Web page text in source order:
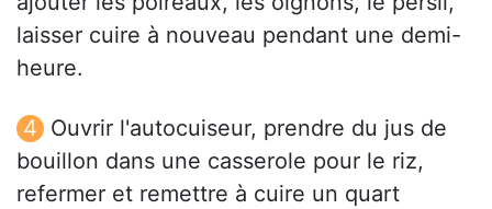
laisser cuire à nouveau pendant une demi-
heure.
Ouvrir l'autocuiseur, prendre du jus de
bouillon dans une casserole pour le riz,
refermer et remettre à cuire un quart